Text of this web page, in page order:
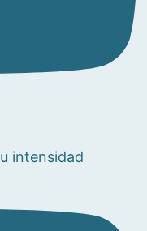
intensidad